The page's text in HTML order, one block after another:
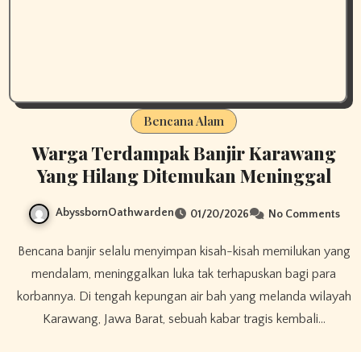
Bencana Alam
Warga Terdampak Banjir Karawang
Yang Hilang Ditemukan Meninggal
AbyssbornOathwarden 01/20/2026 No Comments
Bencana banjir selalu menyimpan kisah-kisah memilukan yang
mendalam, meninggalkan luka tak terhapuskan bagi para
korbannya. Di tengah kepungan air bah yang melanda wilayah
Karawang, Jawa Barat, sebuah kabar tragis kembali…